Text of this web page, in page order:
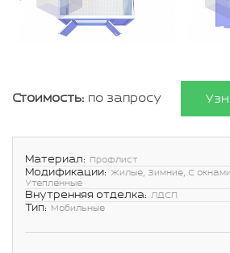
Стоимость: по запросу
Материал: Профлист
Модификации: Жилые, Зимние, С
Утепленные
Внутренняя отделка: ЛДСП
Тип: Мобильные